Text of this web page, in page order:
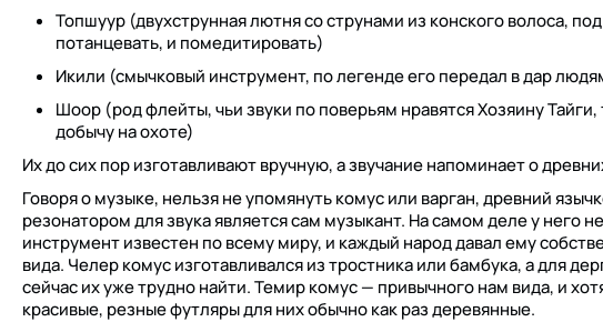
Топшуур (двухструнная лютня со струнами из конского волоса,
потанцевать, и помедитировать)
Икили (смычковый инструмент, по легенде его передал в дар
Шоор (род флейты, чьи звуки по поверьям нравятся Хозяину
добычу на охоте)
Их до сих пор изготавливают вручную, а звучание напоминает о
Говоря о музыке, нельзя не упомянуть комус или варган, древний
резонатором для звука является сам музыкант. На самом деле у него
инструмент известен по всему миру, и каждый народ давал ему
вида. Челер комус изготавливался из тростника или бамбука, а для
сейчас их уже трудно найти. Темир комус — привычного нам вида, и
красивые, резные футляры для них обычно как раз деревянные.